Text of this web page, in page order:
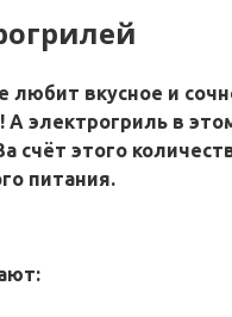
любит вкусное и
электрогриль в
счёт этого
питания.